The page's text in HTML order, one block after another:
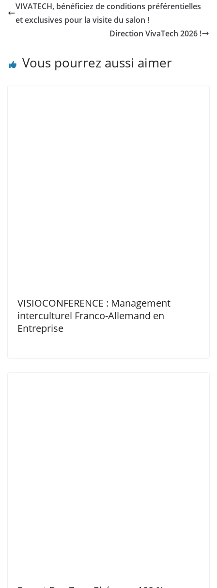
VIVATECH, bénéficiez de conditions préférentielles
et exclusives pour la visite du salon !
Direction VivaTech 2026 !
Vous pourrez aussi aimer
VISIOCONFERENCE : Management
interculturel Franco-Allemand en
Entreprise